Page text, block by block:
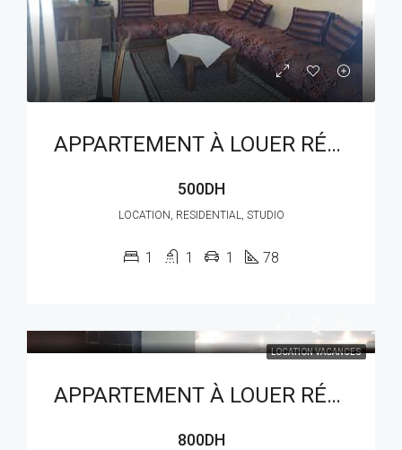
APPARTEMENT À LOUER RÉF : LAM 217AG
500DH
LOCATION, RESIDENTIAL, STUDIO
1 1 1 78
LOCATION VACANCES
APPARTEMENT À LOUER RÉF : LAM 218AG
800DH